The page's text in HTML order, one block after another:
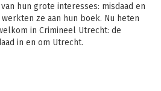
hun grote interesses: misdaad en
ze aan hun boek. Nu heten
in Crimineel Utrecht: de
in en om Utrecht.